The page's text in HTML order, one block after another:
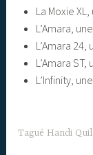
La Moxie
L’Amara,
L’Amara
L’Amara
L’Infinity,
Tagué Handi